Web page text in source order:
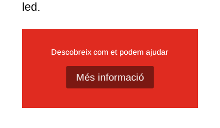
led.
Descobreix com et podem ajudar
Més informació